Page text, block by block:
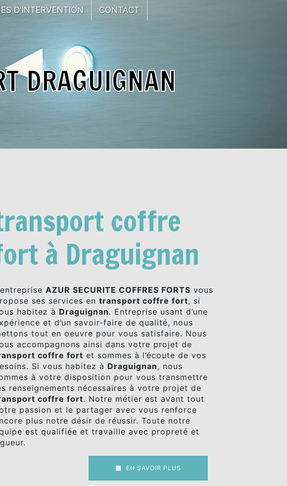
D'INTERVENTION CONTACT
DRAGUIGNAN
coffre
à Draguignan
AZUR SECURITE COFFRES FORTS vous
ses services en transport coffre fort, si
habitez à Draguignan. Entreprise usant d’une
et d’un savoir-faire de qualité, nous
tout en oeuvre pour vous satisfaire. Nous
accompagnons ainsi dans votre projet de
coffre fort et sommes à l’écoute de vos
Si vous habitez à Draguignan, nous
à votre disposition pour vous transmettre
renseignements nécessaires à votre projet de
coffre fort. Notre métier est avant tout
passion et le partager avec vous renforce
plus notre désir de réussir. Toute notre
est qualifiée et travaille avec propreté et
EN SAVOIR PLUS